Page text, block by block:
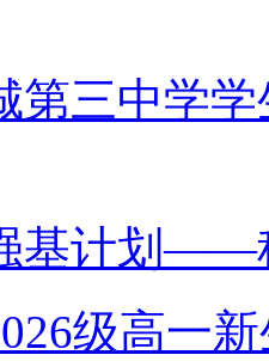
第三中学
基计划——
级高一